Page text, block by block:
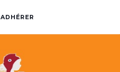
ADHÉRER